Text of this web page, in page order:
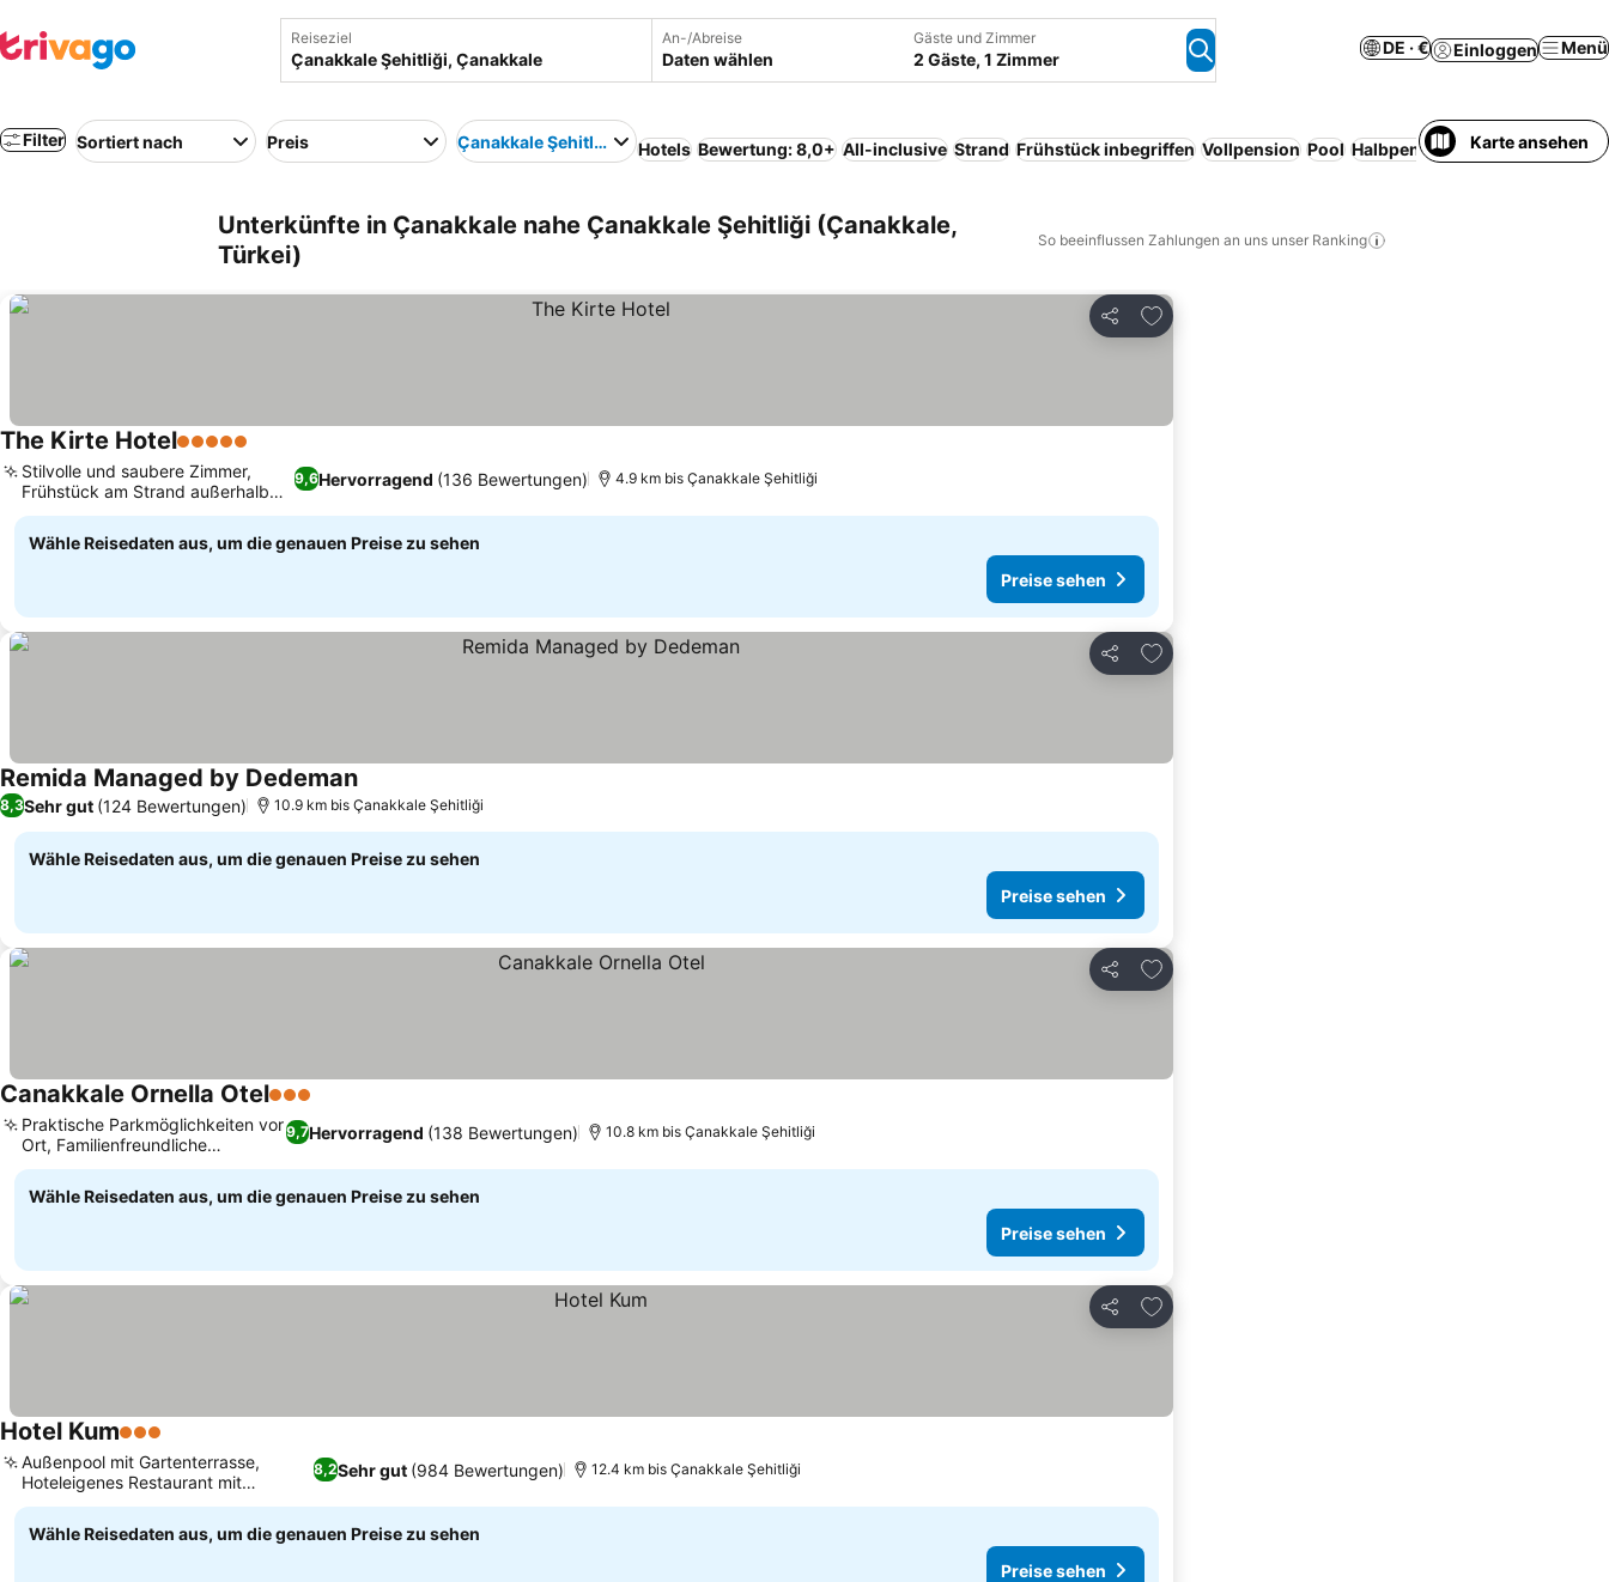
Reiseziel An-/Abreise
Daten wählen
Gäste und Zimmer
2 Gäste, 1 Zimmer
DE · € Einloggen Menü
Filter Sortiert nach Preis Çanakkale Şehitliği Hotels Bewertung: 8,0+ All-inclusive Strand Frühstück inbegriffen Vollpension Pool Halbpension Resort Serviced
Karte ansehen
Unterkünfte in Çanakkale nahe Çanakkale Şehitliği (Çanakkale,
Türkei)
So beeinflussen Zahlungen an uns unser Ranking
Teilen
Zu Favoriten hinzufügen
The Kirte Hotel5 Sterne
9,6Hervorragend (136 Bewertungen)
Stilvolle und saubere Zimmer,
Frühstück am Strand außerhalb
des Hotels
4.9 km bis Çanakkale Şehitliği
Wähle Reisedaten aus, um die genauen Preise zu sehen
Preise sehen
Teilen
Zu Favoriten hinzufügen
Remida Managed by Dedeman
8,3Sehr gut (124 Bewertungen) 10.9 km bis Çanakkale Şehitliği
Wähle Reisedaten aus, um die genauen Preise zu sehen
Preise sehen
Teilen
Zu Favoriten hinzufügen
Canakkale Ornella Otel3 Sterne
9,7Hervorragend (138 Bewertungen)
Praktische Parkmöglichkeiten vor
Ort, Familienfreundliche
Unterkunft
10.8 km bis Çanakkale Şehitliği
Wähle Reisedaten aus, um die genauen Preise zu sehen
Preise sehen
Teilen
Zu Favoriten hinzufügen
Hotel Kum3 Sterne
8,2Sehr gut (984 Bewertungen)
Außenpool mit Gartenterrasse,
Hoteleigenes Restaurant mit
Zimmerservice
12.4 km bis Çanakkale Şehitliği
Wähle Reisedaten aus, um die genauen Preise zu sehen
Preise sehen